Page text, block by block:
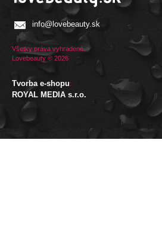
info@lovebeauty.sk
Všetky práva vyhradené.
Lovebeauty © 2026
Tvorba e-shopu:
ROYAL MEDIA s.r.o.